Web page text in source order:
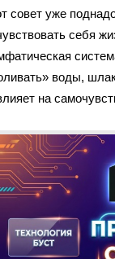
совет уже
себя
воды,
на